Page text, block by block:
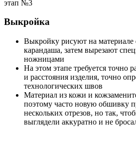
этап №3
Выкройка
Выкройку рисуют на
карандаша, затем вырезают
ножницами
На этом этапе требуется точно
и расстояния изделия, точно
технологических швов
Материал из кожи и
поэтому часто новую обшивку
нескольких отрезов, но так,
выглядели аккуратно и не